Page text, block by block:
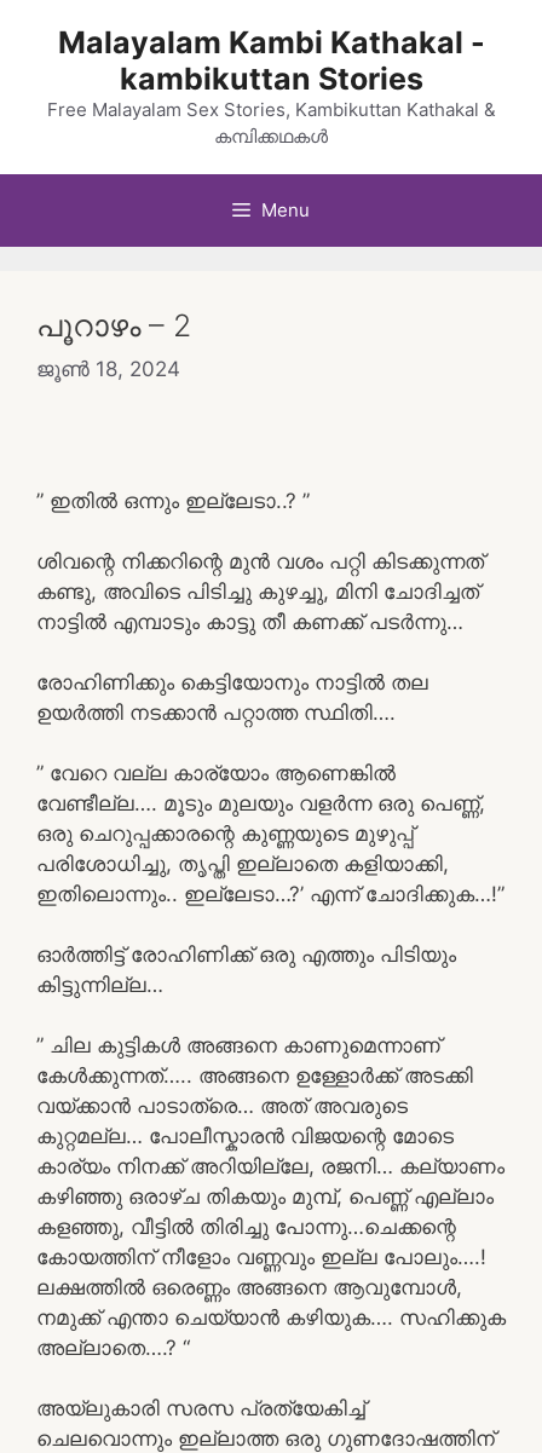
Malayalam Kambi Kathakal -
kambikuttan Stories
Free Malayalam Sex Stories, Kambikuttan Kathakal &
കമ്പിക്കഥകൾ
Menu
പൂറാഴം – 2
ജൂൺ 18, 2024
” ഇതിൽ ഒന്നും ഇല്ലേടാ..? ”
ശിവന്റെ നിക്കറിന്റെ മുൻ വശം പറ്റി കിടക്കുന്നത്
കണ്ടു, അവിടെ പിടിച്ചു കുഴച്ചു, മിനി ചോദിച്ചത്
നാട്ടിൽ എമ്പാടും കാട്ടു തീ കണക്ക് പടർന്നു…
രോഹിണിക്കും കെട്ടിയോനും നാട്ടിൽ തല
ഉയർത്തി നടക്കാൻ പറ്റാത്ത സ്ഥിതി….
” വേറെ വല്ല കാര്യോം ആണെങ്കിൽ
വേണ്ടീല്ല…. മൂടും മുലയും വളർന്ന ഒരു പെണ്ണ്,
ഒരു ചെറുപ്പക്കാരന്റെ കുണ്ണയുടെ മുഴുപ്പ്
പരിശോധിച്ചു, തൃപ്തി ഇല്ലാതെ കളിയാക്കി,
ഇതിലൊന്നും.. ഇല്ലേടാ…?’ എന്ന് ചോദിക്കുക…!”
ഓർത്തിട്ട് രോഹിണിക്ക് ഒരു എത്തും പിടിയും
കിട്ടുന്നില്ല…
” ചില കുട്ടികൾ അങ്ങനെ കാണുമെന്നാണ്
കേൾക്കുന്നത്….. അങ്ങനെ ഉള്ളോർക്ക് അടക്കി
വയ്ക്കാൻ പാടാത്രെ… അത് അവരുടെ
കുറ്റമല്ല… പോലീസ്കാരൻ വിജയന്റെ മോടെ
കാര്യം നിനക്ക് അറിയില്ലേ, രജനി… കല്യാണം
കഴിഞ്ഞു ഒരാഴ്ച തികയും മുമ്പ്, പെണ്ണ് എല്ലാം
കളഞ്ഞു, വീട്ടിൽ തിരിച്ചു പോന്നു…ചെക്കന്റെ
കോയത്തിന് നീളോം വണ്ണവും ഇല്ല പോലും….!
ലക്ഷത്തിൽ ഒരെണ്ണം അങ്ങനെ ആവുമ്പോൾ,
നമുക്ക് എന്താ ചെയ്യാൻ കഴിയുക…. സഹിക്കുക
അല്ലാതെ….? “
അയ്ലുകാരി സരസ പ്രത്യേകിച്ച്
ചെലവൊന്നും ഇല്ലാത്ത ഒരു ഗുണദോഷത്തിന്